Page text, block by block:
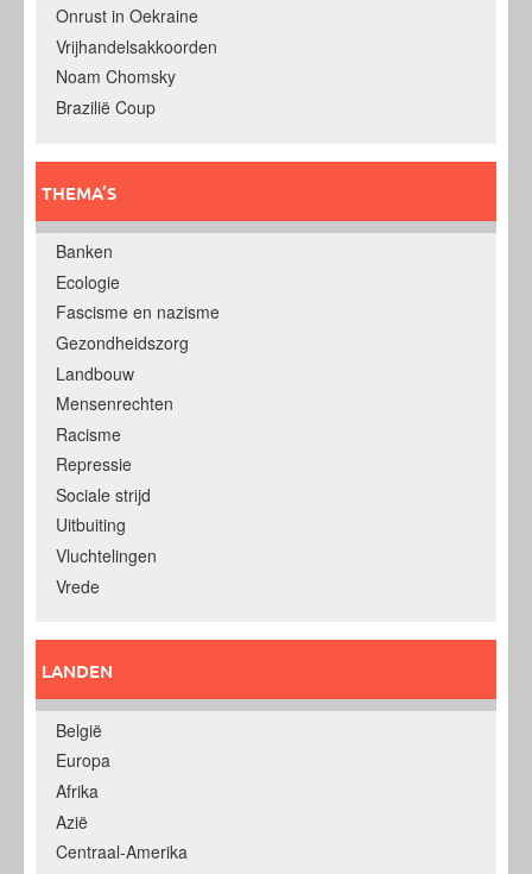
Onrust in Oekraine
Vrijhandelsakkoorden
Noam Chomsky
Brazilië Coup
THEMA’S
Banken
Ecologie
Fascisme en nazisme
Gezondheidszorg
Landbouw
Mensenrechten
Racisme
Repressie
Sociale strijd
Uitbuiting
Vluchtelingen
Vrede
LANDEN
België
Europa
Afrika
Azië
Centraal-Amerika